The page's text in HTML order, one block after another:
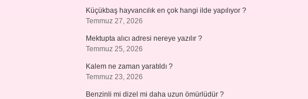
Küçükbaş hayvancılık en çok hangi ilde yapılıyor ?
Temmuz 27, 2026
Mektupta alıcı adresi nereye yazılır ?
Temmuz 25, 2026
Kalem ne zaman yaratıldı ?
Temmuz 23, 2026
Benzinli mi dizel mi daha uzun ömürlüdür ?